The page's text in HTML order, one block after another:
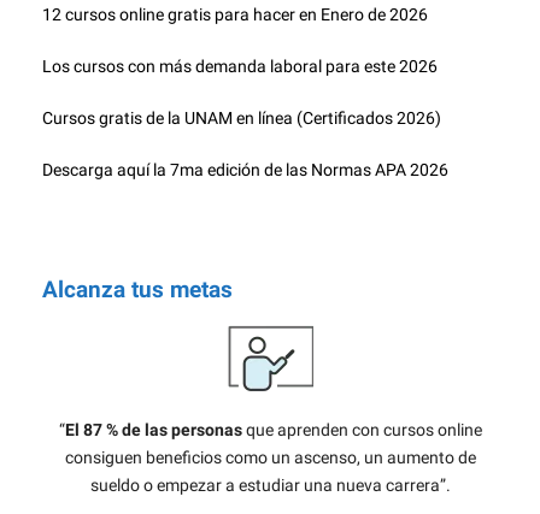
12 cursos online gratis para hacer en Enero de 2026
Los cursos con más demanda laboral para este 2026
Cursos gratis de la UNAM en línea (Certificados 2026)
Descarga aquí la 7ma edición de las Normas APA 2026
Alcanza tus metas
“El 87 % de las personasque aprenden con cursos online
consiguen beneficios como un ascenso, un aumento de
sueldo o empezar a estudiar una nueva carrera”.